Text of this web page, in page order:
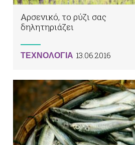
Αρσενικό, το ρύζι σας
δηλητηριάζει
ΤΕΧΝΟΛΟΓΙΑ 13.06.2016